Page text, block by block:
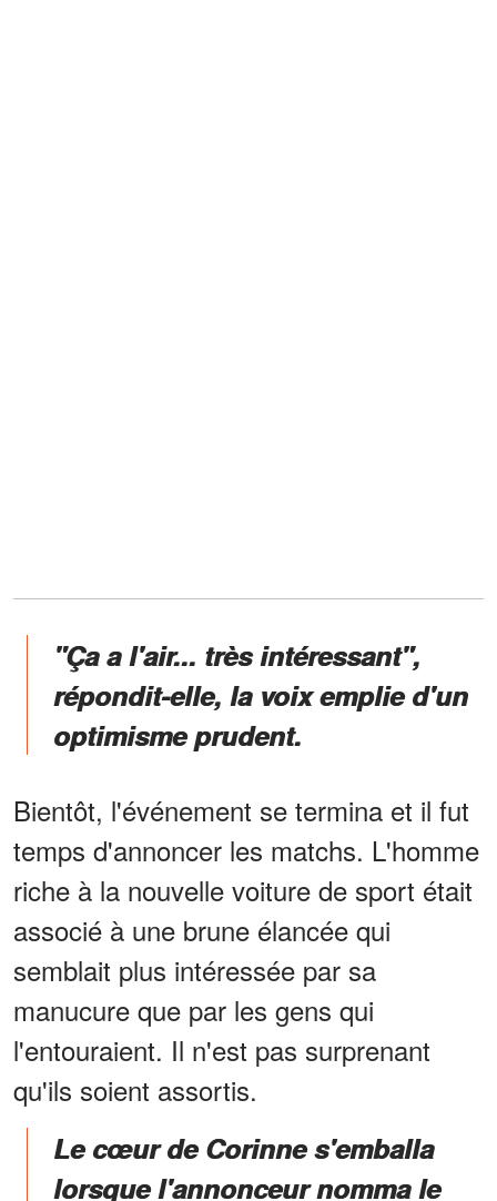
"Ça a l'air... très intéressant",
répondit-elle, la voix emplie d'un
optimisme prudent.
Bientôt, l'événement se termina et il fut
temps d'annoncer les matchs. L'homme
riche à la nouvelle voiture de sport était
associé à une brune élancée qui
semblait plus intéressée par sa
manucure que par les gens qui
l'entouraient. Il n'est pas surprenant
qu'ils soient assortis.
Le cœur de Corinne s'emballa
lorsque l'annonceur nomma le